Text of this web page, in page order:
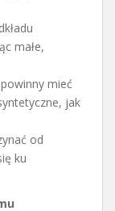
małe,
mieć
jak
od
ku